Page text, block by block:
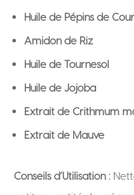
Huile de Pépins de
Amidon de Riz
Huile de Tournesol
Huile de Jojoba
Extrait de Crithmum
Extrait de Mauve
Conseils d’Utilisation :